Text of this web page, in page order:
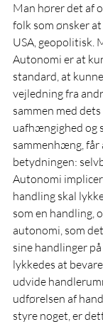
Man hører det af
folk som ønsker
USA, geopolitisk.
Autonomi er at
standard, at
vejledning fra
sammen med
uafhængighed og
sammenhæng,
betydningen:
Autonomi
handling skal
som en handling,
autonomi, som
sine handlinger
lykkedes at
udvide
udførelsen af
styre noget, er